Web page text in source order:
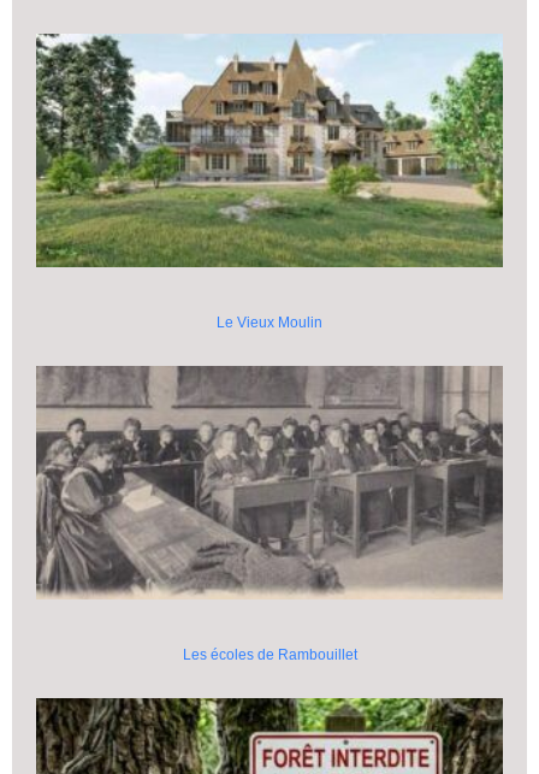
Le Vieux Moulin
Les écoles de Rambouillet